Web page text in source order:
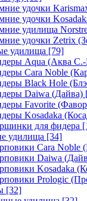
удочки
удочки
удилища
удочки Zetrix
удилища [79]
Aqua (Аква
Cara Noble
Black Hole
Daiwa (Дайва)
Favorite
Kosadaka
для фидера
удилища [34]
Cara Noble
Daiwa
Kosadaka
Prologic
[32]